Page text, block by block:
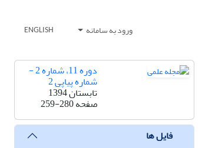
ورود به سامانه ENGLISH
دوره 11، شماره 2 -
شماره پیاپی 2
تابستان 1394
صفحه259-280
فایل ها